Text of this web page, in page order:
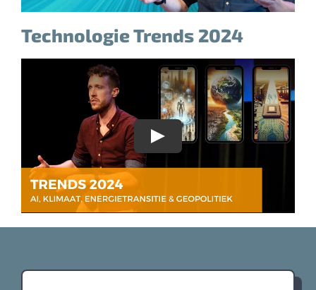
Technologie Trends 2024